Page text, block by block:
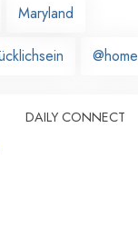
Maryland
@home
DAILY CONNECT